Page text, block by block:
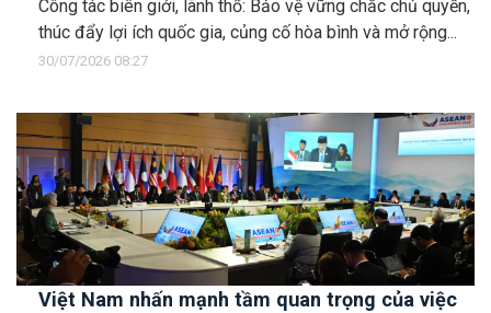
Công tác biên giới, lãnh thổ: Bảo vệ vững chắc chủ quyền,
thúc đẩy lợi ích quốc gia, củng cố hòa bình và mở rộng...
30/07/2026 08:27
Việt Nam nhấn mạnh tầm quan trọng của việc